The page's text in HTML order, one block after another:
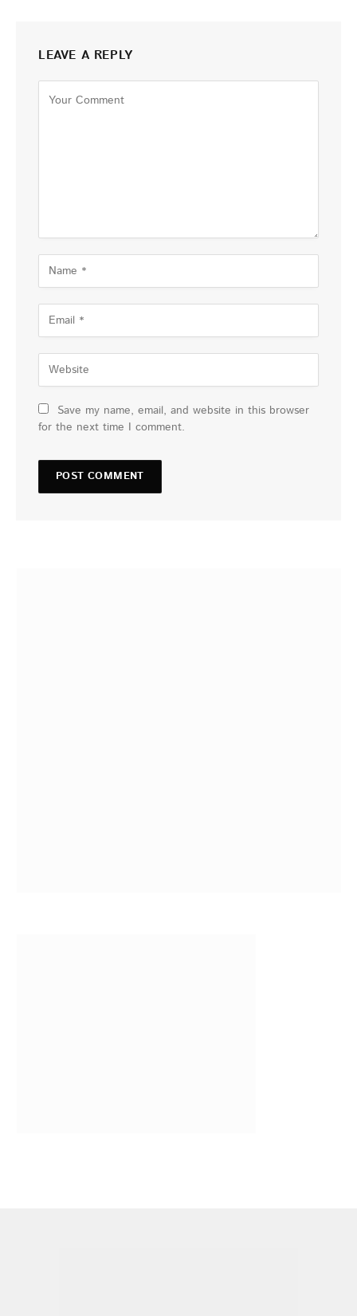
LEAVE A REPLY
Save my name, email, and website in this browser
for the next time I comment.